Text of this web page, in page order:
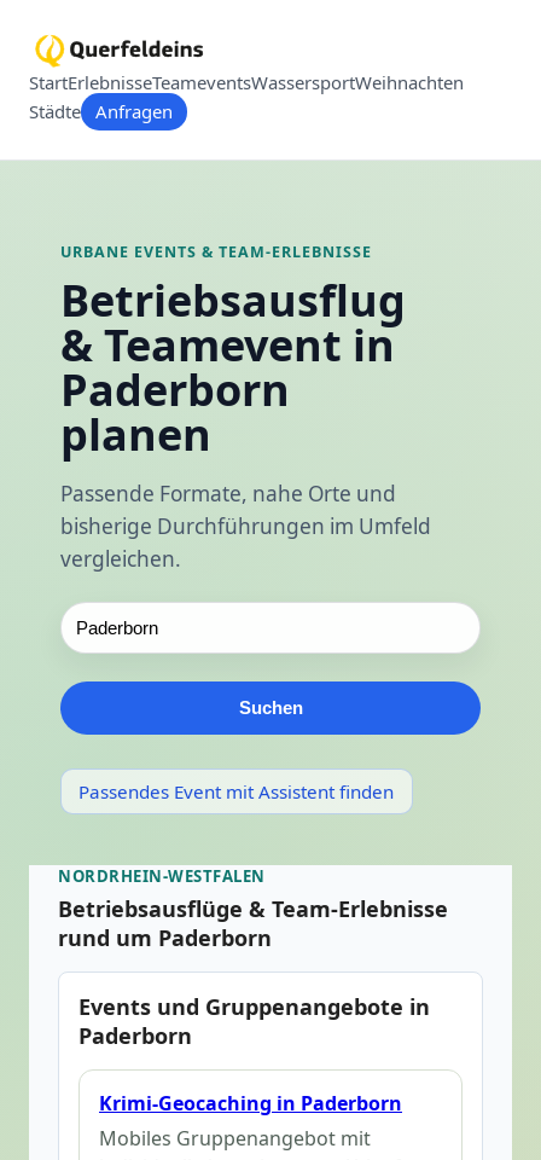
StartErlebnisseTeameventsWassersportWeihnachten
Städte Anfragen
URBANE EVENTS & TEAM-ERLEBNISSE
Betriebsausflug
& Teamevent in
Paderborn
planen
Passende Formate, nahe Orte und
bisherige Durchführungen im Umfeld
vergleichen.
Suchen
Passendes Event mit Assistent finden
NORDRHEIN-WESTFALEN
Betriebsausflüge & Team-Erlebnisse
rund um Paderborn
Events und Gruppenangebote in
Paderborn
Krimi-Geocaching in Paderborn
Mobiles Gruppenangebot mit